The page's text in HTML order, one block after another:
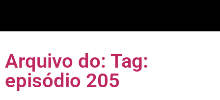
Arquivo do: Tag:
episódio 205